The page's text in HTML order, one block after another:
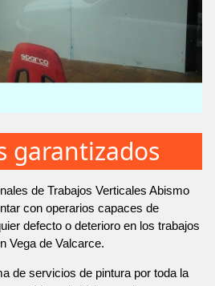
garantizados
de Trabajos Verticales Abismo
con operarios capaces de
defecto o deterioro en los trabajos
Vega de Valcarce.
de servicios de pintura por toda la